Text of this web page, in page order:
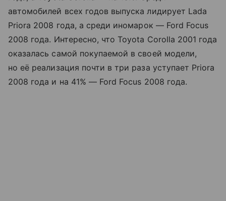
автомобилей всех годов выпуска лидирует Lada
Priora 2008 года, а среди иномарок — Ford Focus
2008 года. Интересно, что Toyota Corolla 2001 года
оказалась самой покупаемой в своей модели,
но её реализация почти в три раза уступает Priora
2008 года и на 41% — Ford Focus 2008 года.